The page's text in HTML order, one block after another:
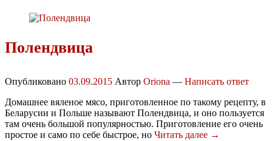
Полендвица
Опубликовано 03.09.2015 Автор Oriona — Написать ответ
Домашнее вяленое мясо, приготовленное по такому рецепту, в
Беларусии и Польше называют Полендвица, и оно пользуется
там очень большой популярностью. Приготовление его очень
простое и само по себе быстрое, но Читать далее →